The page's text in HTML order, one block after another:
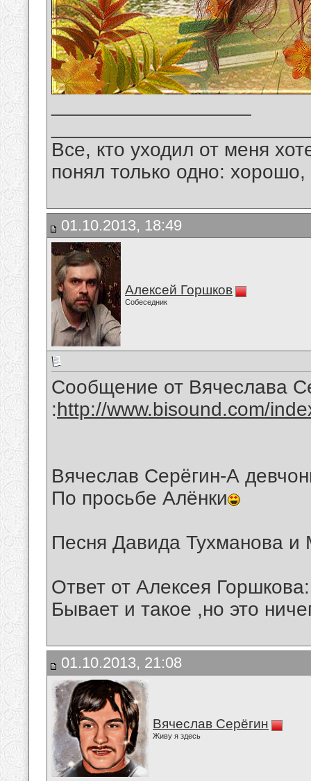
Все, кто уходил от меня
понял только одно:
01.10.2013, 18:49
Алексей Горшков
Собеседник
Сообщение от Вячеслава
:http://www.bisound.com/
Вячеслав Серёгин-А
По просьбе Алёнки
Песня Давида Тухманова
Ответ от Алексея Горшкова:
Бывает и такое ,но это
01.10.2013, 21:08
Вячеслав Серёгин
Живу я здесь